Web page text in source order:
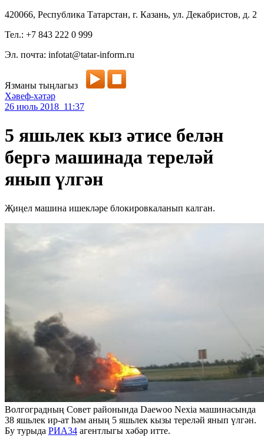
420066, Республика Татарстан, г. Казань, ул. Декабристов, д. 2
Тел.: +7 843 222 0 999
Эл. почта: infotat@tatar-inform.ru
Язманы тыңлагыз
Хәвеф-хәтәр
26 июль 2018 11:37
5 яшьлек кыз әтисе белән
бергә машинада тереләй
янып үлгән
Җиңел машина ишекләре блокировкаланып калган.
Волгоградның Совет районында Daewoo Nexia машинасында
38 яшьлек ир-ат һәм аның 5 яшьлек кызы тереләй янып үлгән.
Бу турыда РИА34 агентлыгы хәбәр итте.